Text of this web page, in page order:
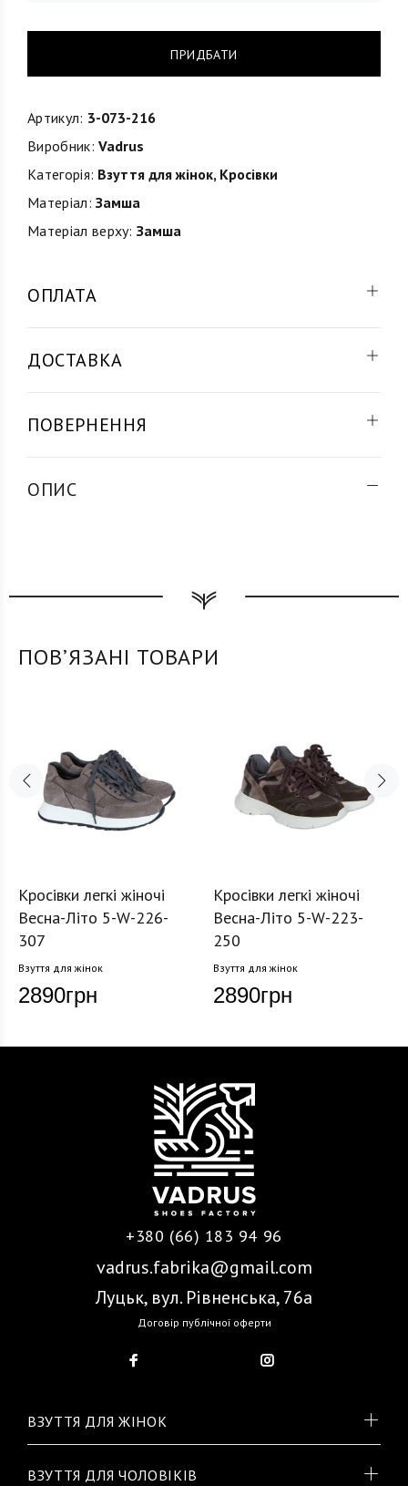
ПРИДБАТИ
Артикул: 3-073-216
Виробник: Vadrus
Категорія: Взуття для жінок, Кросівки
Матеріал: Замша
Матеріал верху: Замша
ОПЛАТА
ДОСТАВКА
ПОВЕРНЕННЯ
ОПИС
ПОВʼЯЗАНІ ТОВАРИ
Кросівки легкі жіночі
Весна-Літо 5-W-226-
307
Взуття для жінок
2890грн
Кросівки легкі жіночі
Весна-Літо 5-W-223-
250
Взуття для жінок
2890грн
+380 (66) 183 94 96
vadrus.fabrika@gmail.com
Луцьк, вул. Рівненська, 76а
Договір публічної оферти
ВЗУТТЯ ДЛЯ ЖІНОК
ВЗУТТЯ ДЛЯ ЧОЛОВІКІВ